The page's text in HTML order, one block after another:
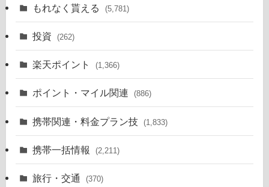
もれなく貰える (5,781)
投資 (262)
楽天ポイント (1,366)
ポイント・マイル関連 (886)
携帯関連・料金プラン技 (1,833)
携帯一括情報 (2,211)
旅行・交通 (370)